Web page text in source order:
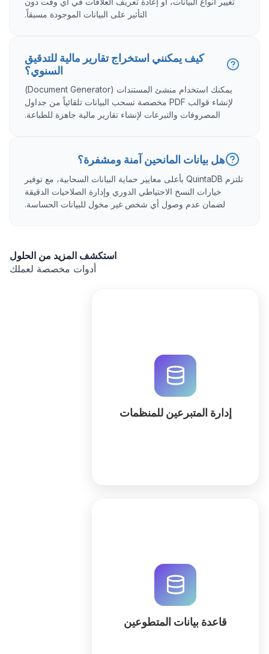
التأثير على البيانات الموجودة مسبقاً.
كيف يمكنني استخراج تقارير مالية للتدقيق
السنوي؟
يمكنك استخدام منشئ المستندات (Document Generator)
لإنشاء قوالب PDF مخصصة تسحب البيانات تلقائياً من جداول
المصروفات والتبرعات لإنشاء تقارير مالية جاهزة للطباعة.
هل بيانات المانحين آمنة ومشفرة؟
تلتزم QuintaDB بأعلى معايير حماية البيانات السحابية، مع توفير
خيارات النسخ الاحتياطي الدوري وإدارة الصلاحيات الدقيقة
لضمان عدم وصول أي شخص غير مخول للبيانات الحساسة.
استكشف المزيد من الحلول
أدوات مخصصة لعملك
إدارة المتبرعين للمنظمات
المساهمات المالية لمنظمتك باستخدام
نظام CRM مخصص يتم إنشاؤه بواسطة
الآن مجاناً.
قاعدة بيانات المتطوعين
لإدارة السجلات، وتتبع الساعات، وتنظيم
الفعاليات بكفاءة عالية. استخدم الذكاء
الاصطناعي لبناء نظامك المخصص في
دقائق عبر QuintaDB.